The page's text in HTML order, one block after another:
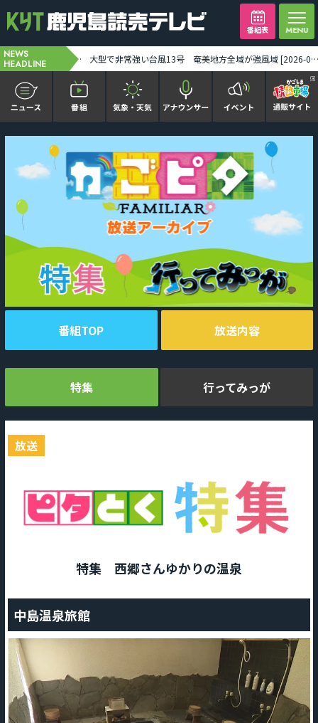
番組表
NEWS
HEADLINE 台風13号が奄美に猛威 2万6880戸停電 建物被害も――奄美地方は線状降水帯発生のおそれ [2026-08-07 19:45:00] 大型で非常強い台風13号 奄美地方全域が強風域 [2026-08-08 12:00:00]
かごピタ FAMILIAR
KYT news every かごしま
かごしまソロ活
It推しTV
番組表を見る
番組TOP 放送内容
特集
放送
特集 西郷さんゆかりの温泉
中島温泉旅館
行ってみっが